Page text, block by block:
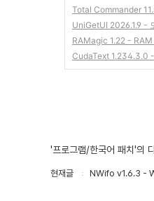
Total Commander
UniGetUI 2026.1.9 -
RAMagic 1.22 -
CudaText 1.234.3.0
'프로그램/한국어 패치'의
현재글 NWifo v1.6.3 -